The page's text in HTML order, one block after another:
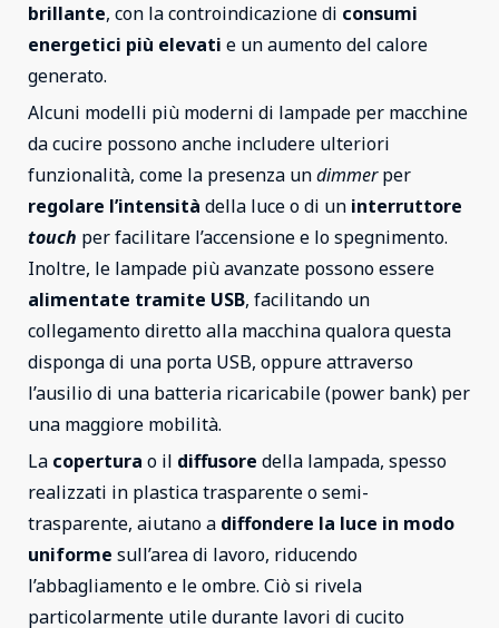
brillante, con la controindicazione di consumi
energetici più elevati e un aumento del calore
generato.
Alcuni modelli più moderni di lampade per macchine
da cucire possono anche includere ulteriori
funzionalità, come la presenza undimmerper
regolare l’intensità della luce o di un interruttore
touch per facilitare l’accensione e lo spegnimento.
Inoltre, le lampade più avanzate possono essere
alimentate tramite USB, facilitando un
collegamento diretto alla macchina qualora questa
disponga di una porta USB, oppure attraverso
l’ausilio di una batteria ricaricabile (power bank) per
una maggiore mobilità.
La copertura o il diffusore della lampada, spesso
realizzati in plastica trasparente o semi-
trasparente, aiutano a diffondere la luce in modo
uniforme sull’area di lavoro, riducendo
l’abbagliamento e le ombre. Ciò si rivela
particolarmente utile durante lavori di cucito